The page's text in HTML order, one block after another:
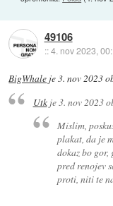
49106
::4. nov 2023,
BigWhale je3. nov 2023
Utkje3. nov 2023
Mislim,
plakat, da je
dokaz bo
pred renojev
proti, niti te